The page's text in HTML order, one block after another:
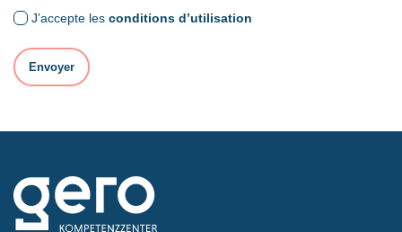
J’accepte les conditions d’utilisation